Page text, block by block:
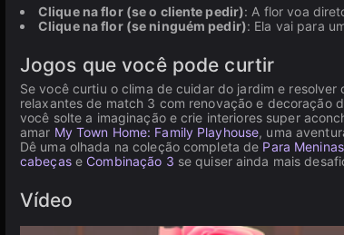
Clique na flor (se o cliente pedir): A flor voa
Clique na flor (se ninguém pedir): Ela vai para
Jogos que você pode curtir
Se você curtiu o clima de cuidar do jardim e resolver
relaxantes de match 3 com renovação e decoração
você solte a imaginação e crie interiores super
amar My Town Home: Family Playhouse, uma
Dê uma olhada na coleção completa de Para Meninas
cabeçase Combinação 3 se quiser ainda mais
Vídeo